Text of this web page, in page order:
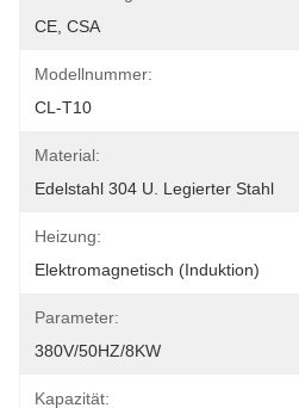
CE, CSA
Modellnummer:
CL-T10
Material:
Edelstahl 304 U. Legierter Stahl
Heizung:
Elektromagnetisch (Induktion)
Parameter:
380V/50HZ/8KW
Kapazität: